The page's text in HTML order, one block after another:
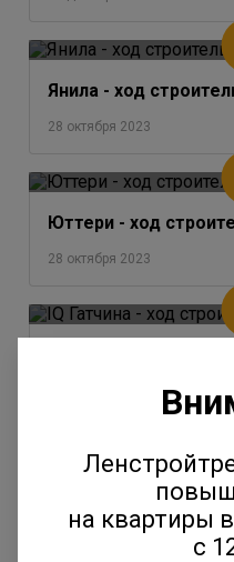
Янила - ход
28 октября 2023
Юттери - ход
28 октября 2023
Окла - ход
28 октября 2023
на квартиры
с